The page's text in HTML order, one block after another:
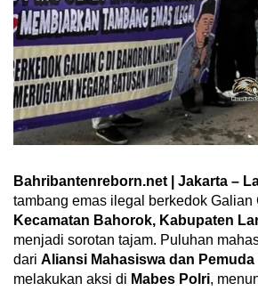
Bahribantenreborn.net | Jakarta –
tambang emas ilegal berkedok Galian
Kecamatan Bahorok, Kabupaten
menjadi sorotan tajam. Puluhan
dari Aliansi Mahasiswa dan
melakukan aksi di Mabes Polri,